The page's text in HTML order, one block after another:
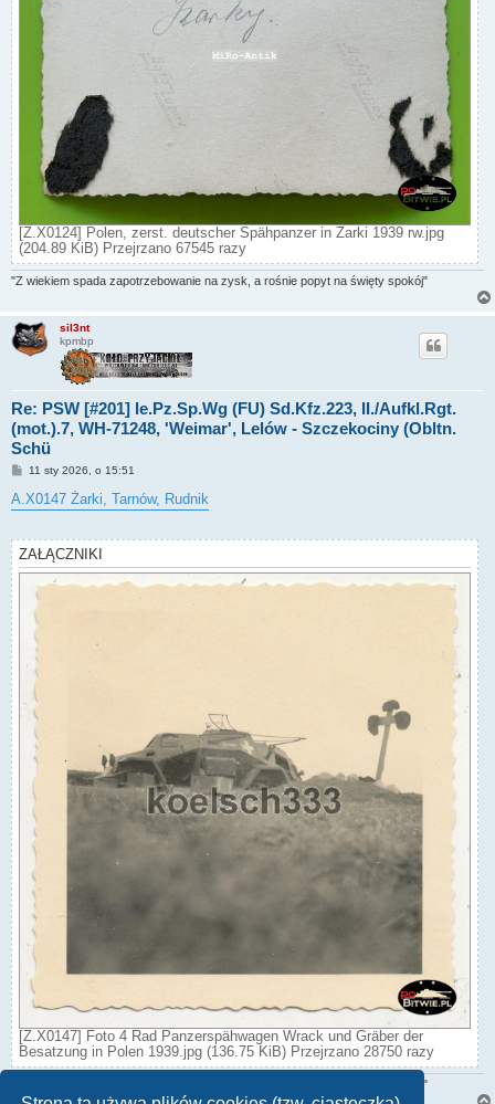
[Z.X0124] Polen, zerst. deutscher Spähpanzer in Żarki 1939 rw.jpg
(204.89 KiB) Przejrzano 67545 razy
"Z wiekiem spada zapotrzebowanie na zysk, a rośnie popyt na święty spokój"
sil3nt
kpmbp
Re: PSW [#201] le.Pz.Sp.Wg (FU) Sd.Kfz.223, II./Aufkl.Rgt.
(mot.).7, WH-71248, 'Weimar', Lelów - Szczekociny (Obltn.
Schü
P
s
t
11 sty 2026, o 15:51
A.X0147 Żarki, Tarnów, Rudnik
ZAŁĄCZNIKI
[Z.X0147] Foto 4 Rad Panzerspähwagen Wrack und Gräber der
Besatzung in Polen 1939.jpg (136.75 KiB) Przejrzano 28750 razy
"Z wiekiem spada zapotrzebowanie na zysk, a rośnie popyt na święty spokój"